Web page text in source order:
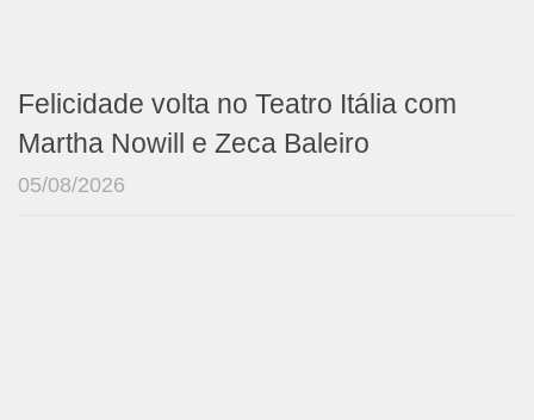
Felicidade volta no Teatro Itália com
Martha Nowill e Zeca Baleiro
05/08/2026